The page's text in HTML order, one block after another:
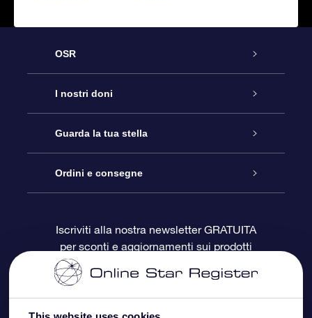
OSR
Assistenza
Contattaci
Blog
OSR Recensioni
I nostri doni
Online Star Gift
Pacchetto regalo OSR
Gift Card OSR
Doni aziendali
Guarda la tua stella
Registro stellare
Star Page personalizzata
One Million Stars
Ordini e consegne
Informazioni di Pagamento
Iscriviti alla nostra newsletter GRATUITA
per sconti e aggiornamenti sui prodotti